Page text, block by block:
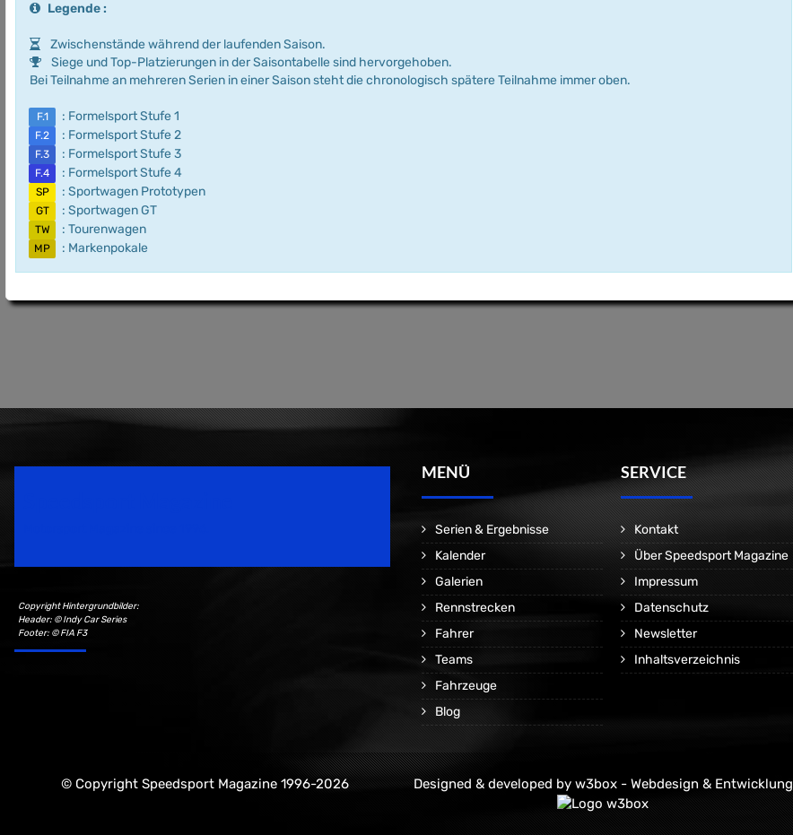
Legende :
Zwischenstände während der laufenden Saison.
Siege und Top-Platzierungen in der Saisontabelle sind hervorgehoben.
Bei Teilnahme an mehreren Serien in einer Saison steht die chronologisch spätere Teilnahme immer oben.
F.1 : Formelsport Stufe 1
F.2 : Formelsport Stufe 2
F.3 : Formelsport Stufe 3
F.4 : Formelsport Stufe 4
SP : Sportwagen Prototypen
GT : Sportwagen GT
TW : Tourenwagen
MP : Markenpokale
Copyright Hintergrundbilder:
Header: © Indy Car Series
Footer: © FIA F3
MENÜ
Serien & Ergebnisse
Kalender
Galerien
Rennstrecken
Fahrer
Teams
Fahrzeuge
Blog
SERVICE
Kontakt
Über Speedsport Magazine
Impressum
Datenschutz
Newsletter
Inhaltsverzeichnis
© Copyright Speedsport Magazine 1996-2026 Designed & developed by w3box - Webdesign & Entwicklung